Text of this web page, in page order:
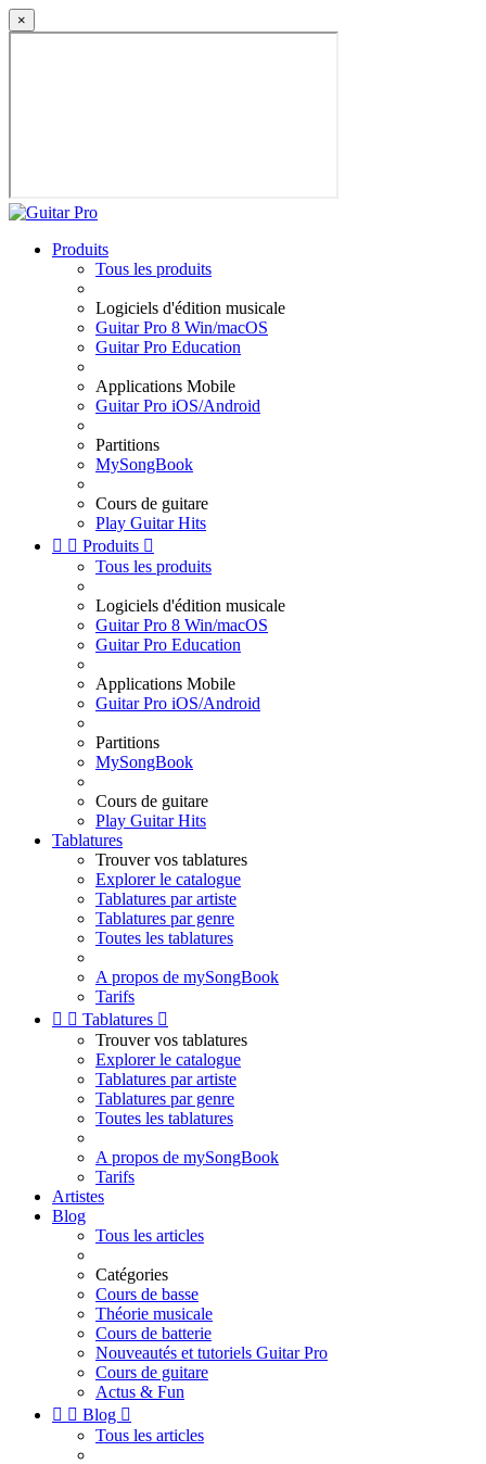
×
Produits
Tous les produits
Logiciels d'édition musicale
Guitar Pro 8 Win/macOS
Guitar Pro Education
Applications Mobile
Guitar Pro iOS/Android
Partitions
MySongBook
Cours de guitare
Play Guitar Hits
  Produits 
Tous les produits
Logiciels d'édition musicale
Guitar Pro 8 Win/macOS
Guitar Pro Education
Applications Mobile
Guitar Pro iOS/Android
Partitions
MySongBook
Cours de guitare
Play Guitar Hits
Tablatures
Trouver vos tablatures
Explorer le catalogue
Tablatures par artiste
Tablatures par genre
Toutes les tablatures
A propos de mySongBook
Tarifs
  Tablatures 
Trouver vos tablatures
Explorer le catalogue
Tablatures par artiste
Tablatures par genre
Toutes les tablatures
A propos de mySongBook
Tarifs
Artistes
Blog
Tous les articles
Catégories
Cours de basse
Théorie musicale
Cours de batterie
Nouveautés et tutoriels Guitar Pro
Cours de guitare
Actus & Fun
  Blog 
Tous les articles